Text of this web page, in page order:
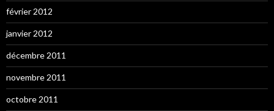
février 2012
janvier 2012
décembre 2011
novembre 2011
octobre 2011